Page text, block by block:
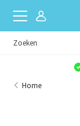
Home